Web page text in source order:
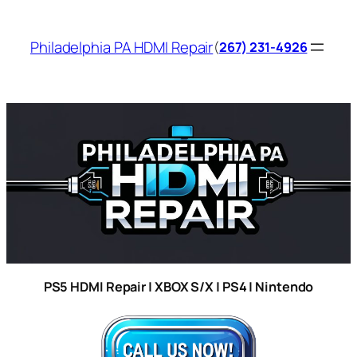
content
Philadelphia PA HDMI Repair(267) 231-4926
PS5 HDMI Repair | XBOX S/X | PS4 | Nintendo